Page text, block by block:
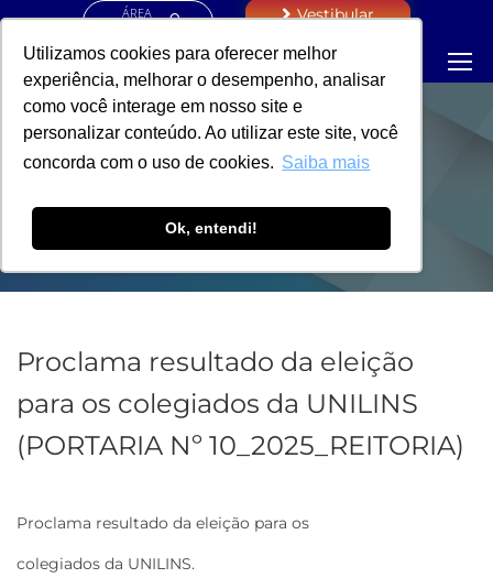
Utilizamos cookies para oferecer melhor
experiência, melhorar o desempenho, analisar
como você interage em nosso site e
personalizar conteúdo. Ao utilizar este site, você
concorda com o uso de cookies. Saiba mais
Ok, entendi!
ÁREA
Vestibular
PORTARIA -
REITORIA
Proclama resultado da eleição
para os colegiados da UNILINS
(PORTARIA Nº 10_2025_REITORIA)
Proclama resultado da eleição para os
colegiados da UNILINS.